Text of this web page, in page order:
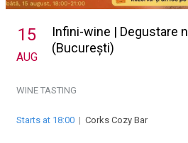
15
AUG
Infini-wine | Degustare
(București)
WINE TASTING
Starts at 18:00 | Corks Cozy Bar